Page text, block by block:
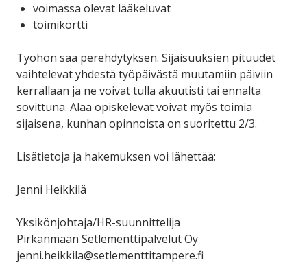
voimassa olevat lääkeluvat
toimikortti
Työhön saa perehdytyksen. Sijaisuuksien pituudet
vaihtelevat yhdestä työpäivästä muutamiin päiviin
kerrallaan ja ne voivat tulla akuutisti tai ennalta
sovittuna. Alaa opiskelevat voivat myös toimia
sijaisena, kunhan opinnoista on suoritettu 2/3.
Lisätietoja ja hakemuksen voi lähettää;
Jenni Heikkilä
Yksikönjohtaja/HR-suunnittelija
Pirkanmaan Setlementtipalvelut Oy
jenni.heikkila@setlementtitampere.fi